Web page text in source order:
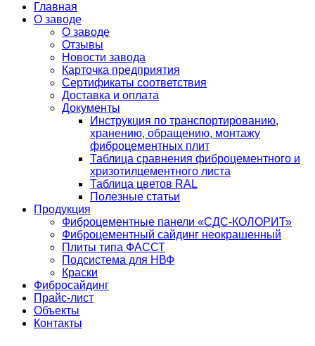
Главная
О заводе
О заводе
Отзывы
Новости завода
Карточка предприятия
Сертификаты соответствия
Доставка и оплата
Документы
Инструкция по транспортированию,
хранению, обращению, монтажу
фиброцементных плит
Таблица сравнения фиброцементного и
хризотилцементного листа
Таблица цветов RAL
Полезные статьи
Продукция
Фиброцементные панели «СДС-КОЛОРИТ»
Фиброцементный сайдинг неокрашенный
Плиты типа ФАССТ
Подсистема для НВФ
Краски
Фибросайдинг
Прайс-лист
Объекты
Контакты